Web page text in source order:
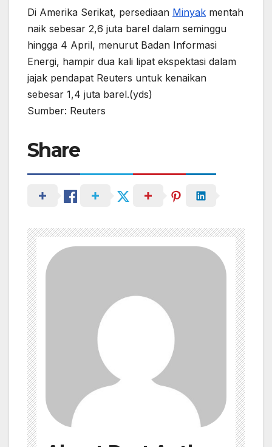
Di Amerika Serikat, persediaan Minyak mentah
naik sebesar 2,6 juta barel dalam seminggu
hingga 4 April, menurut Badan Informasi
Energi, hampir dua kali lipat ekspektasi dalam
jajak pendapat Reuters untuk kenaikan
sebesar 1,4 juta barel.(yds)
Sumber: Reuters
Share